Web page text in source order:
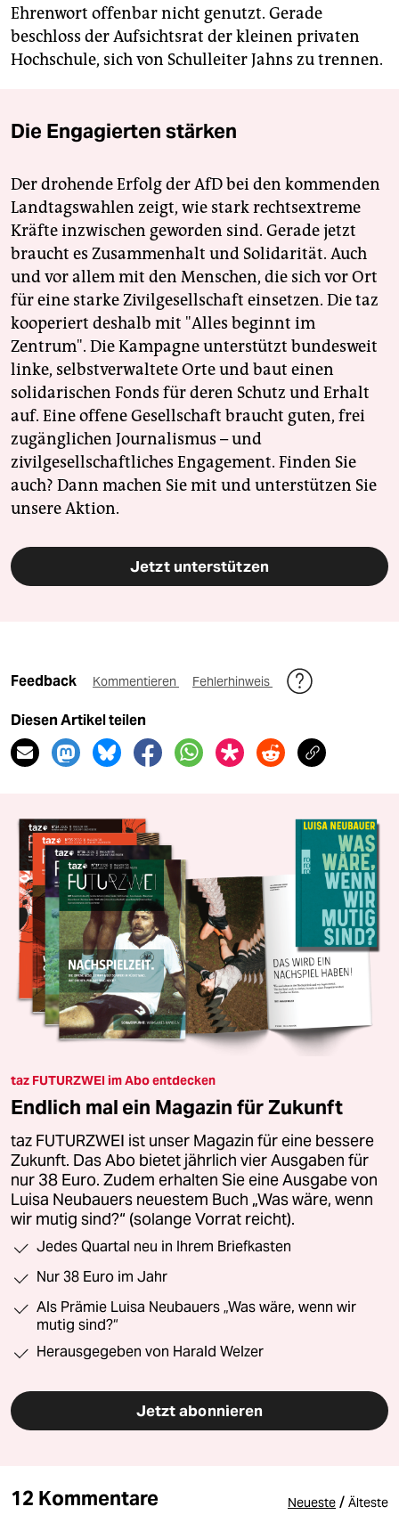
Ehrenwort offenbar nicht genutzt. Gerade
beschloss der Aufsichtsrat der kleinen privaten
Hochschule, sich von Schulleiter Jahns zu trennen.
Die Engagierten stärken
Der drohende Erfolg der AfD bei den kommenden
Landtagswahlen zeigt, wie stark rechtsextreme
Kräfte inzwischen geworden sind. Gerade jetzt
braucht es Zusammenhalt und Solidarität. Auch
und vor allem mit den Menschen, die sich vor Ort
für eine starke Zivilgesellschaft einsetzen. Die taz
kooperiert deshalb mit "Alles beginnt im
Zentrum". Die Kampagne unterstützt bundesweit
linke, selbstverwaltete Orte und baut einen
solidarischen Fonds für deren Schutz und Erhalt
auf. Eine offene Gesellschaft braucht guten, frei
zugänglichen Journalismus – und
zivilgesellschaftliches Engagement. Finden Sie
auch? Dann machen Sie mit und unterstützen Sie
unsere Aktion.
Jetzt unterstützen
Feedback Kommentieren Fehlerhinweis
Diesen Artikel teilen
taz FUTURZWEI im Abo entdecken
Endlich mal ein Magazin für Zukunft
taz FUTURZWEI ist unser Magazin für eine bessere
Zukunft. Das Abo bietet jährlich vier Ausgaben für
nur 38 Euro. Zudem erhalten Sie eine Ausgabe von
Luisa Neubauers neuestem Buch „Was wäre, wenn
wir mutig sind?“ (solange Vorrat reicht).
Jedes Quartal neu in Ihrem Briefkasten
Nur 38 Euro im Jahr
Als Prämie Luisa Neubauers „Was wäre, wenn wir
mutig sind?“
Herausgegeben von Harald Welzer
Jetzt abonnieren
12 Kommentare Neueste / Älteste